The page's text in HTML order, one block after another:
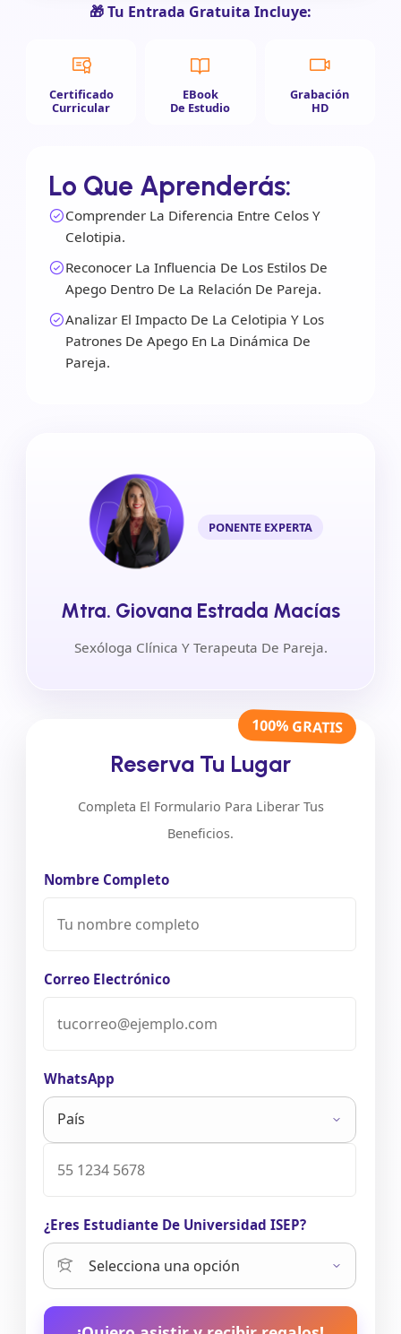
🎁 Tu Entrada Gratuita Incluye:
Certificado
Curricular
EBook
De Estudio
Grabación
HD
Lo Que Aprenderás:
Comprender La Diferencia Entre Celos Y
Celotipia.
Reconocer La Influencia De Los Estilos De
Apego Dentro De La Relación De Pareja.
Analizar El Impacto De La Celotipia Y Los
Patrones De Apego En La Dinámica De
Pareja.
PONENTE EXPERTA
Mtra. Giovana Estrada Macías
Sexóloga Clínica Y Terapeuta De Pareja.
100% GRATIS
Reserva Tu Lugar
Completa El Formulario Para Liberar Tus
Beneficios.
Nombre Completo
Correo Electrónico
WhatsApp
¿Eres Estudiante De Universidad ISEP?